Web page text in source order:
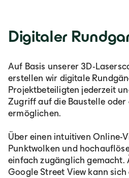
Digitaler
Auf Basis unserer 3D-
erstellen wir digitale
Projektbeteiligten jederzeit
Zugriff auf die Baustelle oder
ermöglichen.
Über einen intuitiven Online-
Punktwolken und
einfach zugänglich gemacht.
Google Street View kann